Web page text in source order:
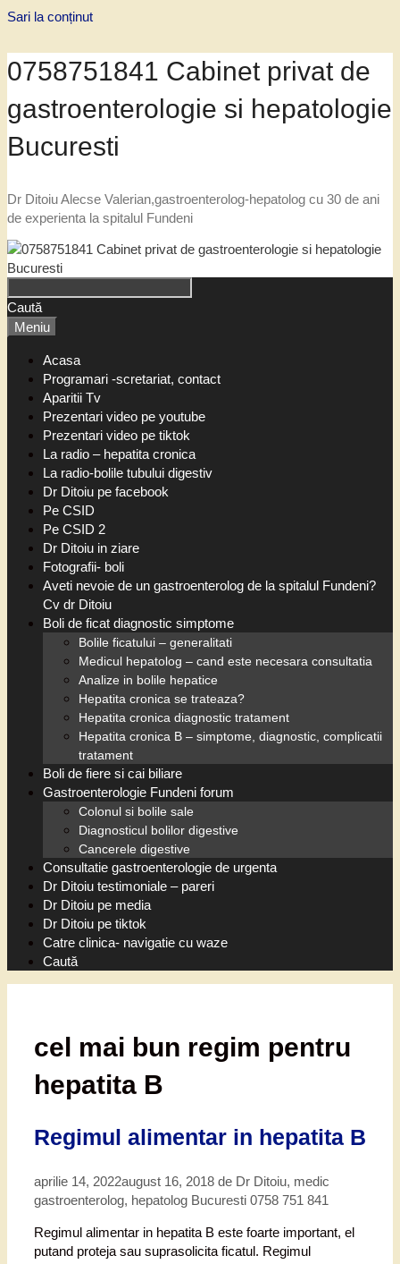
Sari la conținut
0758751841 Cabinet privat de
gastroenterologie si hepatologie
Bucuresti
Dr Ditoiu Alecse Valerian,gastroenterolog-hepatolog cu 30 de ani
de experienta la spitalul Fundeni
Caută
Meniu
Acasa
Programari -scretariat, contact
Aparitii Tv
Prezentari video pe youtube
Prezentari video pe tiktok
La radio – hepatita cronica
La radio-bolile tubului digestiv
Dr Ditoiu pe facebook
Pe CSID
Pe CSID 2
Dr Ditoiu in ziare
Fotografii- boli
Aveti nevoie de un gastroenterolog de la spitalul Fundeni?
Cv dr Ditoiu
Boli de ficat diagnostic simptome
Bolile ficatului – generalitati
Medicul hepatolog – cand este necesara consultatia
Analize in bolile hepatice
Hepatita cronica se trateaza?
Hepatita cronica diagnostic tratament
Hepatita cronica B – simptome, diagnostic, complicatii
tratament
Boli de fiere si cai biliare
Gastroenterologie Fundeni forum
Colonul si bolile sale
Diagnosticul bolilor digestive
Cancerele digestive
Consultatie gastroenterologie de urgenta
Dr Ditoiu testimoniale – pareri
Dr Ditoiu pe media
Dr Ditoiu pe tiktok
Catre clinica- navigatie cu waze
Caută
cel mai bun regim pentru
hepatita B
Regimul alimentar in hepatita B
aprilie 14, 2022august 16, 2018 de Dr Ditoiu, medic
gastroenterolog, hepatolog Bucuresti 0758 751 841
Regimul alimentar in hepatita B este foarte important, el
putand proteja sau suprasolicita ficatul. Regimul